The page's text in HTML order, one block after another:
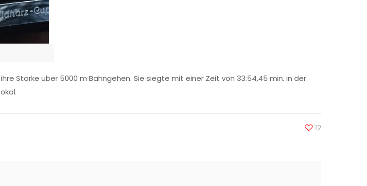
Stärke über 5000 m Bahngehen. Sie siegte mit einer Zeit von 33:54,45 min. in der
12